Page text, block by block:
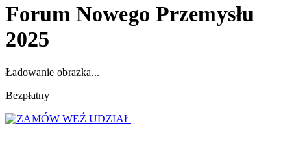
Forum Nowego Przemysłu
2025
Ładowanie obrazka...
Bezpłatny
WEŹ UDZIAŁ